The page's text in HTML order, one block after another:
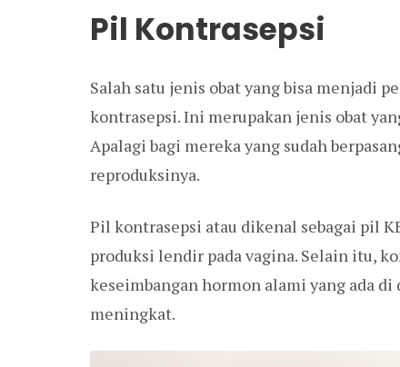
Pil Kontrasepsi
Salah satu jenis obat yang bisa menjadi
kontrasepsi. Ini merupakan jenis obat
Apalagi bagi mereka yang sudah
reproduksinya.
Pil kontrasepsi atau dikenal sebagai pil
produksi lendir pada vagina. Selain itu,
keseimbangan hormon alami yang ada
meningkat.